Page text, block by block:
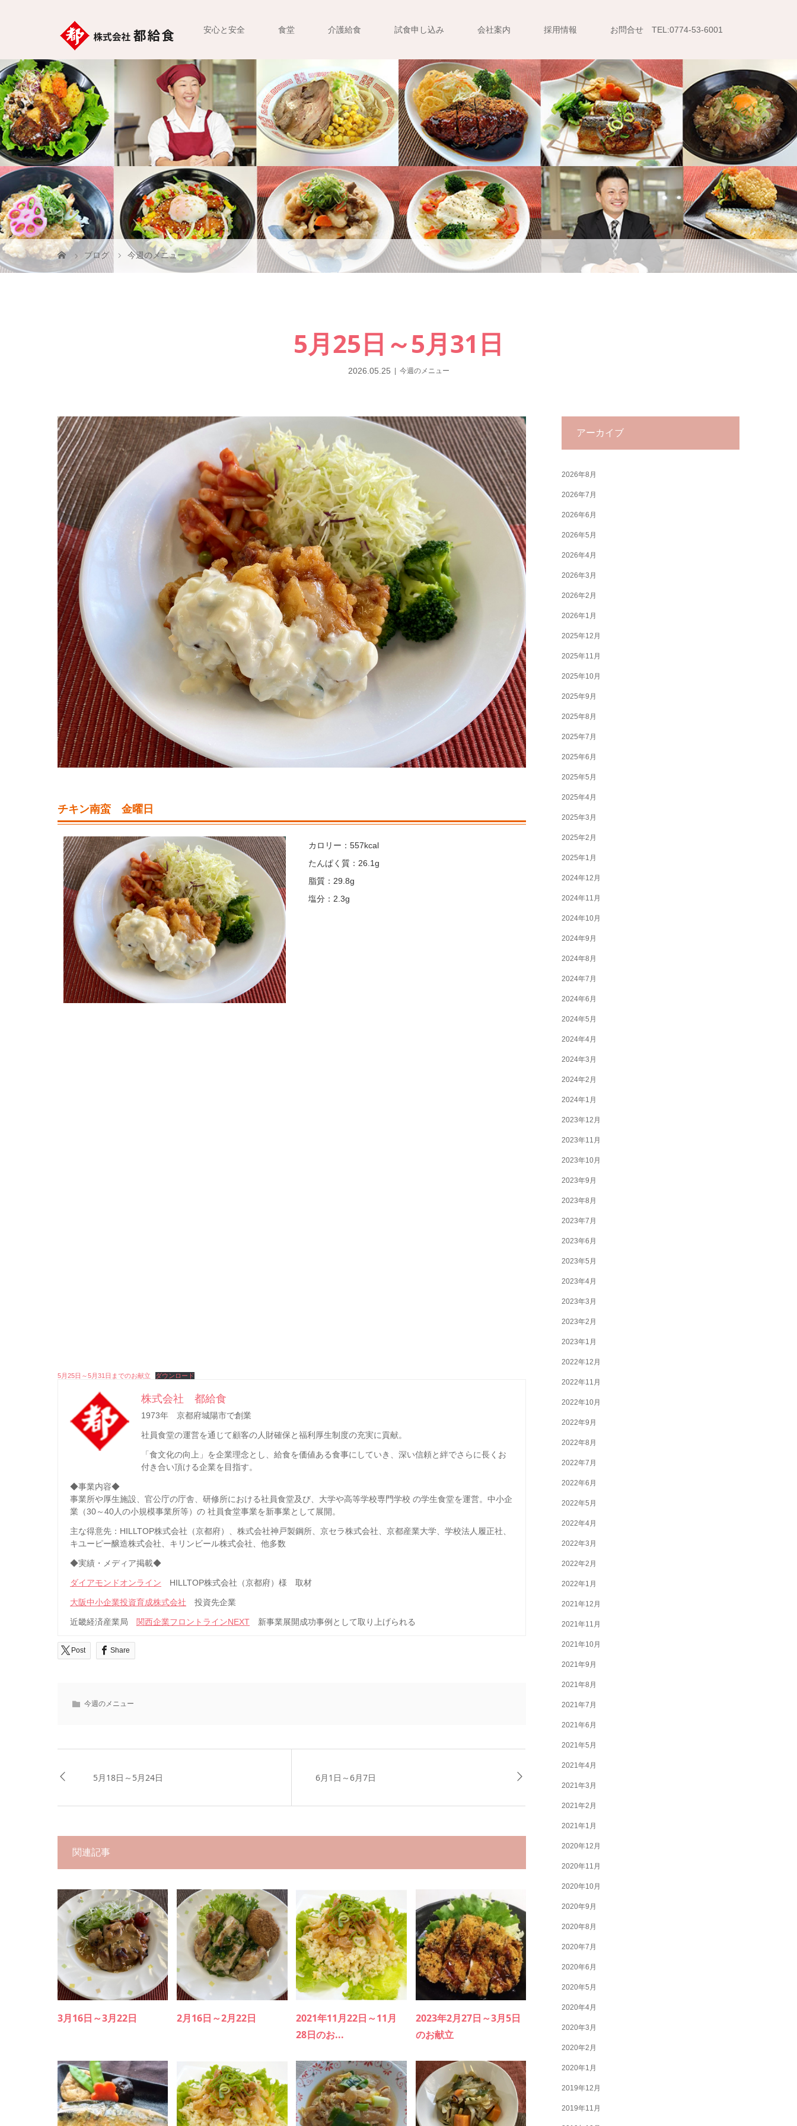
安心と安全 食堂 介護給食 試食申し込み 会社案内 採用情報 お問合せ TEL:0774-53-6001
ブログ 今週のメニュー
5月25日～5月31日
2026.05.25 今週のメニュー
チキン南蛮 金曜日
カロリー：557kcal
たんぱく質：26.1g
脂質：29.8g
塩分：2.3g
5月25日～5月31日までのお献立 ダウンロード
株式会社 都給食
1973年 京都府城陽市で創業
社員食堂の運営を通じて顧客の人財確保と福利厚生制度の充実に貢献。
「食文化の向上」を企業理念とし、給食を価値ある食事にしていき、深い信頼と絆でさらに長くお
付き合い頂ける企業を目指す。
◆事業内容◆
事業所や厚生施設、官公庁の庁舎、研修所における社員食堂及び、大学や高等学校専門学校 の学生食堂を運営。中小企
業（30～40人の小規模事業所等）の 社員食堂事業を新事業として展開。
主な得意先：HILLTOP株式会社（京都府）、株式会社神戸製鋼所、京セラ株式会社、京都産業大学、学校法人履正社、
キユーピー醸造株式会社、キリンビール株式会社、他多数
◆実績・メディア掲載◆
ダイアモンドオンライン HILLTOP株式会社（京都府）様 取材
大阪中小企業投資育成株式会社 投資先企業
近畿経済産業局 関西企業フロントラインNEXT 新事業展開成功事例として取り上げられる
Post Share
今週のメニュー
5月18日～5月24日 6月1日～6月7日
関連記事
3月16日～3月22日 2月16日～2月22日
2021年11月22日～11月
28日のお...
2023年2月27日～3月5日
のお献立
アーカイブ
2026年8月
2026年7月
2026年6月
2026年5月
2026年4月
2026年3月
2026年2月
2026年1月
2025年12月
2025年11月
2025年10月
2025年9月
2025年8月
2025年7月
2025年6月
2025年5月
2025年4月
2025年3月
2025年2月
2025年1月
2024年12月
2024年11月
2024年10月
2024年9月
2024年8月
2024年7月
2024年6月
2024年5月
2024年4月
2024年3月
2024年2月
2024年1月
2023年12月
2023年11月
2023年10月
2023年9月
2023年8月
2023年7月
2023年6月
2023年5月
2023年4月
2023年3月
2023年2月
2023年1月
2022年12月
2022年11月
2022年10月
2022年9月
2022年8月
2022年7月
2022年6月
2022年5月
2022年4月
2022年3月
2022年2月
2022年1月
2021年12月
2021年11月
2021年10月
2021年9月
2021年8月
2021年7月
2021年6月
2021年5月
2021年4月
2021年3月
2021年2月
2021年1月
2020年12月
2020年11月
2020年10月
2020年9月
2020年8月
2020年7月
2020年6月
2020年5月
2020年4月
2020年3月
2020年2月
2020年1月
2019年12月
2019年11月